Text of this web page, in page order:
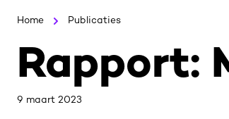
Home Publicaties
Rapport:
9 maart 2023